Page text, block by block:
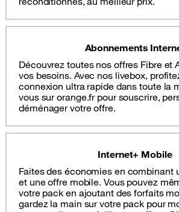
Abonnements
Découvrez toutes nos offres Fibre et
vos besoins. Avec nos livebox,
connexion ultra rapide dans toute la
vous sur orange.fr pour souscrire,
déménager votre offre.
Internet+ Mobile
Faites des économies en combinant
et une offre mobile. Vous pouvez
votre pack en ajoutant des forfaits
gardez la main sur votre pack pour